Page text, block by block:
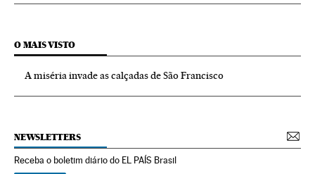
O MAIS VISTO
A miséria invade as calçadas de São Francisco
NEWSLETTERS
Receba o boletim diário do EL PAÍS Brasil